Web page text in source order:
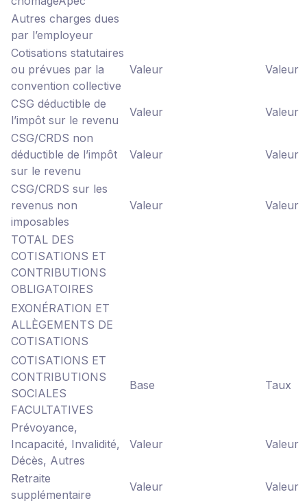
Autres charges dues
par l’employeur
Cotisations statutaires
ou prévues par la
convention collective
Valeur Valeur
CSG déductible de
l’impôt sur le revenu
Valeur
Valeur
CSG/CRDS non
déductible de l’impôt
sur le revenu
Valeur Valeur
CSG/CRDS sur les
revenus non
imposables
Valeur Valeur
TOTAL DES
COTISATIONS ET
CONTRIBUTIONS
OBLIGATOIRES
EXONÉRATION ET
ALLÈGEMENTS DE
COTISATIONS
COTISATIONS ET
CONTRIBUTIONS
SOCIALES
FACULTATIVES
Base Taux
Prévoyance,
Incapacité, Invalidité,
Décès, Autres
Valeur Valeur
Retraite
supplémentaire
Valeur
Valeur